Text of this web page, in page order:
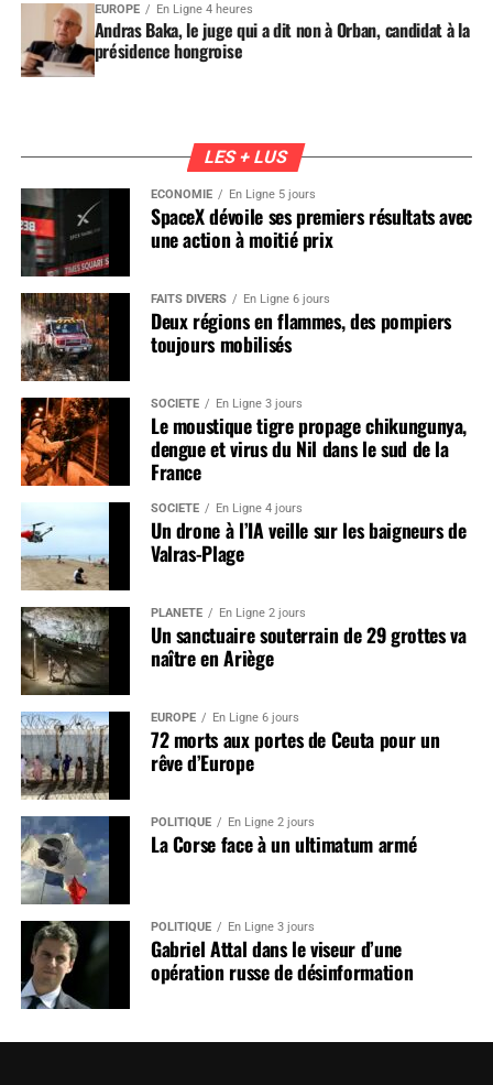
EUROPE En Ligne 4 heures
Andras Baka, le juge qui a dit non à Orban, candidat à la
présidence hongroise
LES + LUS
ÉCONOMIE En Ligne 5 jours
SpaceX dévoile ses premiers résultats avec
une action à moitié prix
FAITS DIVERS En Ligne 6 jours
Deux régions en flammes, des pompiers
toujours mobilisés
SOCIÉTÉ En Ligne 3 jours
Le moustique tigre propage chikungunya,
dengue et virus du Nil dans le sud de la
France
SOCIÉTÉ En Ligne 4 jours
Un drone à l’IA veille sur les baigneurs de
Valras-Plage
PLANÈTE En Ligne 2 jours
Un sanctuaire souterrain de 29 grottes va
naître en Ariège
EUROPE En Ligne 6 jours
72 morts aux portes de Ceuta pour un
rêve d’Europe
POLITIQUE En Ligne 2 jours
La Corse face à un ultimatum armé
POLITIQUE En Ligne 3 jours
Gabriel Attal dans le viseur d’une
opération russe de désinformation